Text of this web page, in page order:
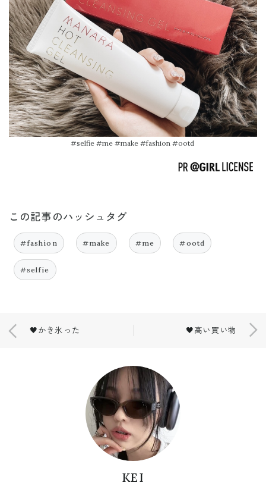
#selfie #me #make #fashion #ootd
この記事のハッシュタグ
#fashion #make #me #ootd
#selfie
🖤かき氷った 🖤高い買い物
KEI